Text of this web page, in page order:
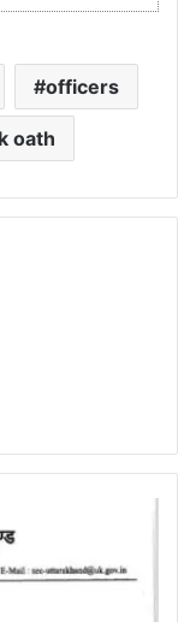
officers
oath